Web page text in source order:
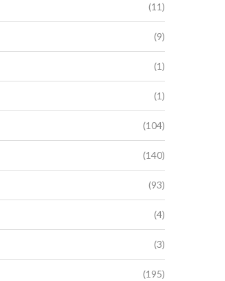
(11)
(9)
(1)
(1)
(104)
(140)
(93)
(4)
(3)
(195)